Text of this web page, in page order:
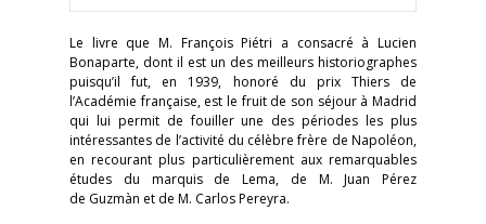
Le livre que M. François Piétri a consacré à Lucien
Bonaparte, dont il est un des meilleurs historiographes
puisqu’il fut, en 1939, honoré du prix Thiers de
l’Académie française, est le fruit de son séjour à Madrid
qui lui permit de fouiller une des périodes les plus
intéressantes de l’activité du célèbre frère de Napoléon,
en recourant plus particulièrement aux remarquables
études du marquis de Lema, de M. Juan Pérez
de Guzmàn et de M. Carlos Pereyra.